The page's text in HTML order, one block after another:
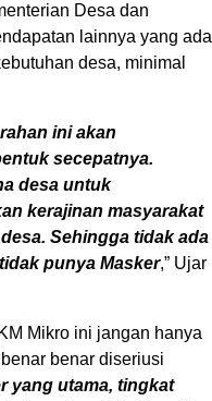
Desa dan
lainnya yang ada
desa, minimal
ini akan
secepatnya.
desa untuk
kerajinan masyarakat
Sehingga tidak ada
punya Masker,” Ujar
Mikro ini jangan hanya
benar diseriusi
yang utama, tingkat